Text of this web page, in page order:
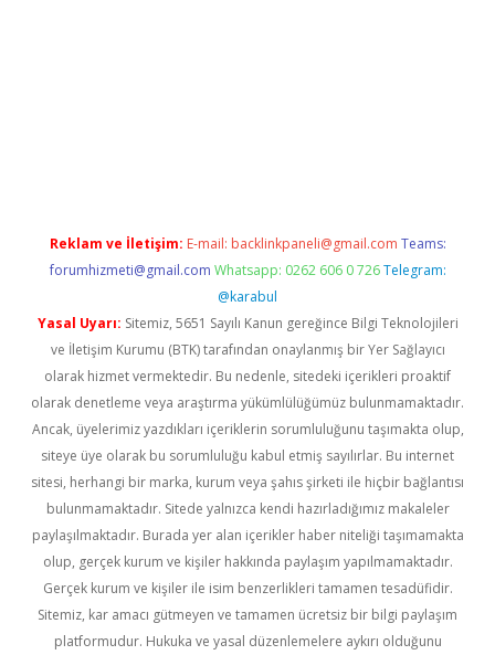
Reklam ve İletişim: E-mail: backlinkpaneli@gmail.com Teams:
forumhizmeti@gmail.com Whatsapp: 0262 606 0 726 Telegram:
@karabul
Yasal Uyarı: Sitemiz, 5651 Sayılı Kanun gereğince Bilgi Teknolojileri
ve İletişim Kurumu (BTK) tarafından onaylanmış bir Yer Sağlayıcı
olarak hizmet vermektedir. Bu nedenle, sitedeki içerikleri proaktif
olarak denetleme veya araştırma yükümlülüğümüz bulunmamaktadır.
Ancak, üyelerimiz yazdıkları içeriklerin sorumluluğunu taşımakta olup,
siteye üye olarak bu sorumluluğu kabul etmiş sayılırlar. Bu internet
sitesi, herhangi bir marka, kurum veya şahıs şirketi ile hiçbir bağlantısı
bulunmamaktadır. Sitede yalnızca kendi hazırladığımız makaleler
paylaşılmaktadır. Burada yer alan içerikler haber niteliği taşımamakta
olup, gerçek kurum ve kişiler hakkında paylaşım yapılmamaktadır.
Gerçek kurum ve kişiler ile isim benzerlikleri tamamen tesadüfidir.
Sitemiz, kar amacı gütmeyen ve tamamen ücretsiz bir bilgi paylaşım
platformudur. Hukuka ve yasal düzenlemelere aykırı olduğunu